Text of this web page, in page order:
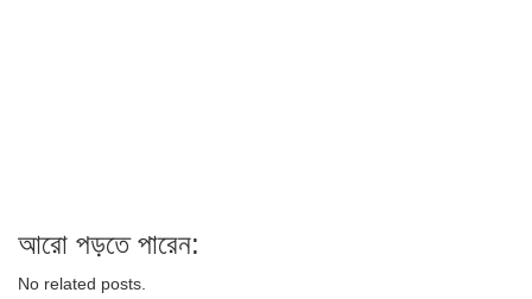
আরো পড়তে পারেন:
No related posts.